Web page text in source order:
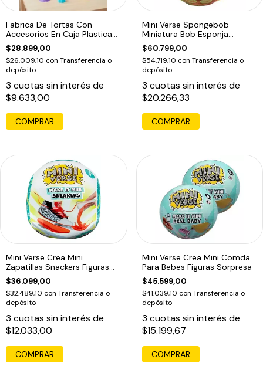
Fabrica De Tortas Con
Accesorios En Caja Plastica
Tiny
$28.899,00
$26.009,10 con Transferencia o
depósito
3 cuotas sin interés de
$9.633,00
Mini Verse Spongebob
Miniatura Bob Esponja
Juguete Sorpresa
$60.799,00
$54.719,10 con Transferencia o
depósito
3 cuotas sin interés de
$20.266,33
Mini Verse Crea Mini
Zapatillas Snackers Figuras
Sorpresa
$36.099,00
$32.489,10 con Transferencia o
depósito
3 cuotas sin interés de
$12.033,00
Mini Verse Crea Mini Comda
Para Bebes Figuras Sorpresa
$45.599,00
$41.039,10 con Transferencia o
depósito
3 cuotas sin interés de
$15.199,67